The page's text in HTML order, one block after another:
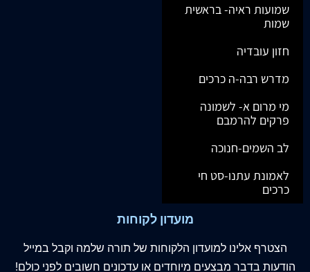
שמועות ראיה- בראשית
שמות
חזון עובדיה
מדרש רבה-ה כרכים
מי מרום א- לשמונה
פרקים להרמבם
לב השמים-חנוכה
לאמונת עתנו-סט חי
כרכים
מועדון לקוחות
הצטרף אלינו למועדון הלקוחות של תורה שלמה וקבל במייל
הודעות בדבר מבצעים מיוחדים או עדכונים חשובים לפני כולם!